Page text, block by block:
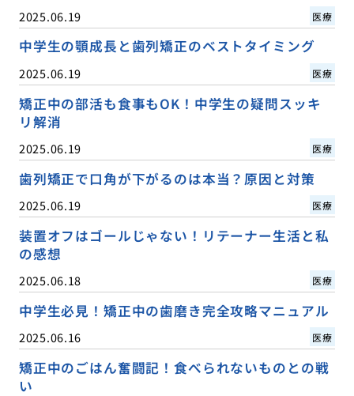
2025.06.19 医療
中学生の顎成長と歯列矯正のベストタイミング
2025.06.19 医療
矯正中の部活も食事もOK！中学生の疑問スッキ
リ解消
2025.06.19 医療
歯列矯正で口角が下がるのは本当？原因と対策
2025.06.19 医療
装置オフはゴールじゃない！リテーナー生活と私
の感想
2025.06.18 医療
中学生必見！矯正中の歯磨き完全攻略マニュアル
2025.06.16 医療
矯正中のごはん奮闘記！食べられないものとの戦
い